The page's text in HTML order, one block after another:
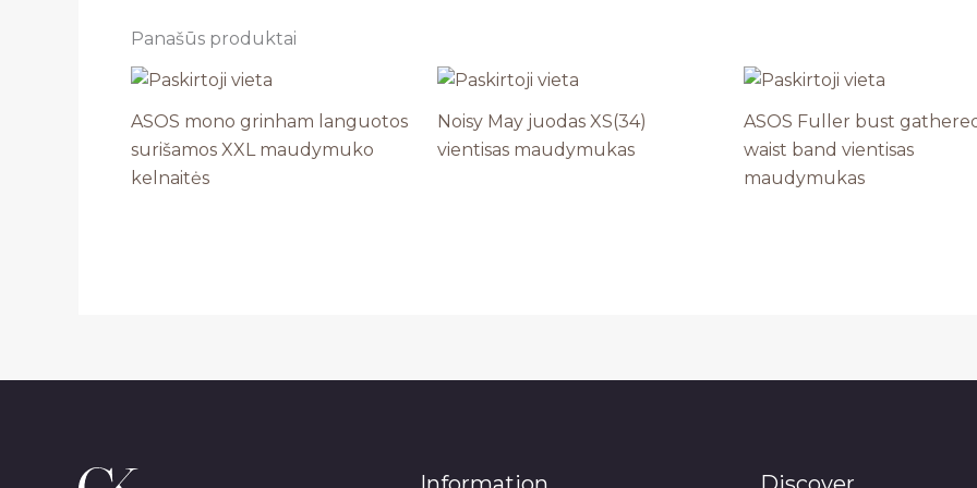
Panašūs produktai
ASOS mono grinham languotos
surišamos XXL maudymuko
kelnaitės
Noisy May juodas XS(34)
vientisas maudymukas
ASOS Fuller bust
waist band vientisas
maudymukas